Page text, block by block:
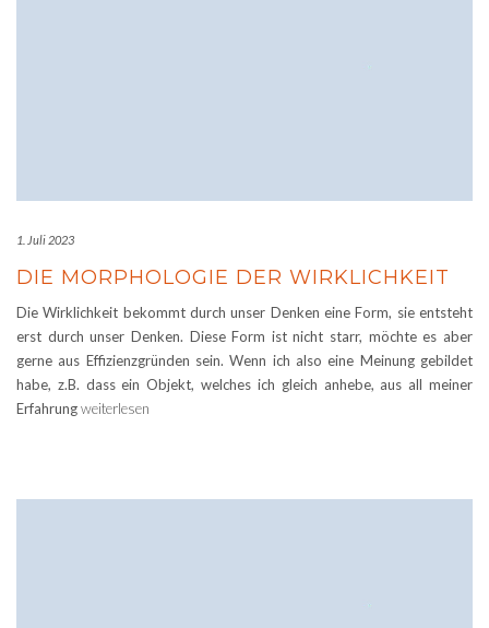
1. Juli 2023
DIE MORPHOLOGIE DER WIRKLICHKEIT
Die Wirklichkeit bekommt durch unser Denken eine Form, sie entsteht
erst durch unser Denken. Diese Form ist nicht starr, möchte es aber
gerne aus Effizienzgründen sein. Wenn ich also eine Meinung gebildet
habe, z.B. dass ein Objekt, welches ich gleich anhebe, aus all meiner
Erfahrungweiterlesen